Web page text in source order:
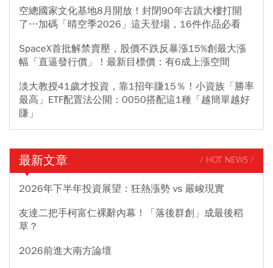
空總國家文化基地8月開放！封閉90年古蹟大樓打開
了…加碼「晴空季2026」這天登場，16件作品必看
SpaceX首批解禁賣壓，股價不跌反暴漲15%創最大漲
幅「直逼發行價」！最新目標價：有6成上漲空間
淡大教授41歲才投資，靠1招年賺15％！小資族「勝率
最高」ETF配置法公開：0050搭配這1種「越簡單越好
賺」
最新文章 / HOT NEWS /
2026年下半年投資展望：狂熱漲勢 vs 嚴峻現實
友達二把手柯富仁裸辭內幕！「落後群創」成最後稻
草？
2026前進大南方論壇